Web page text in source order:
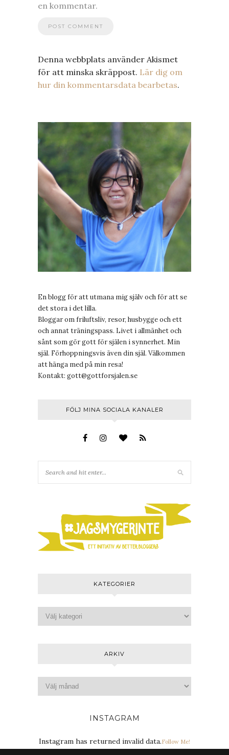
en kommentar.
Denna webbplats använder Akismet
för att minska skräppost. Lär dig om
hur din kommentarsdata bearbetas.
En blogg för att utmana mig själv och för att se
det stora i det lilla.
Bloggar om friluftsliv, resor, husbygge och ett
och annat träningspass. Livet i allmänhet och
sånt som gör gott för själen i synnerhet. Min
själ. Förhoppningsvis även din själ. Välkommen
att hänga med på min resa!
Kontakt: gott@gottforsjalen.se
FÖLJ MINA SOCIALA KANALER
KATEGORIER
ARKIV
INSTAGRAM
Instagram has returned invalid data.Follow Me!